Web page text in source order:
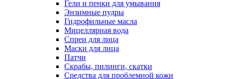
Гели и пенки для умывания
Энзимные пудры
Гидрофильные масла
Мицеллярная вода
Спреи для лица
Маски для лица
Патчи
Скрабы, пилинги, скатки
Средства для проблемной кожи